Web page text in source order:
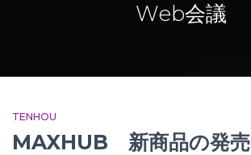
Web会議
TENHOU
MAXHUB 新商品の発売